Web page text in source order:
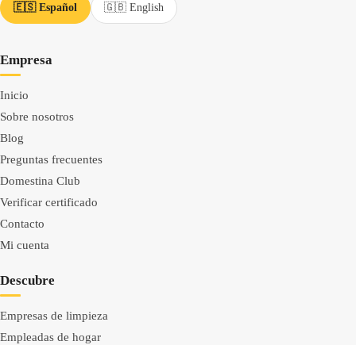
🇪🇸 Español 🇬🇧 English
Empresa
Inicio
Sobre nosotros
Blog
Preguntas frecuentes
Domestina Club
Verificar certificado
Contacto
Mi cuenta
Descubre
Empresas de limpieza
Empleadas de hogar